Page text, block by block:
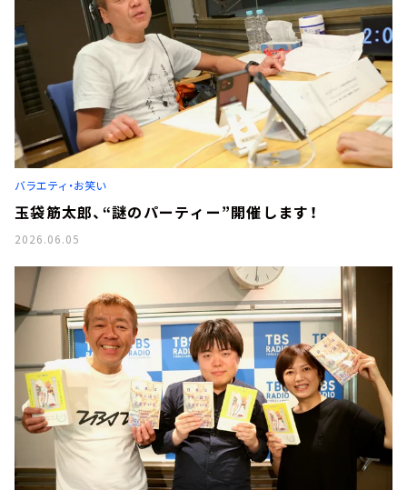
バラエティ・お笑い
玉袋筋太郎、“謎のパーティー”開催します！
2026.06.05